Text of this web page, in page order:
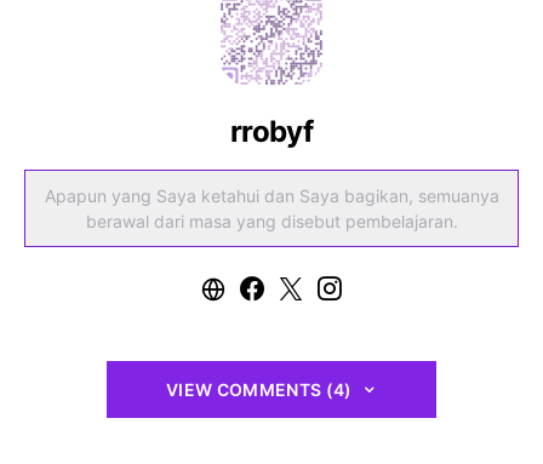
rrobyf
Apapun yang Saya ketahui dan Saya bagikan, semuanya
berawal dari masa yang disebut pembelajaran.
VIEW COMMENTS (4)